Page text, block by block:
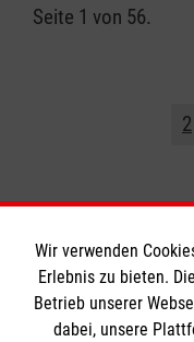
Seite 1 von 56.
2
Wir verwenden
Erlebnis zu bieten.
Betrieb unserer
dabei, unsere